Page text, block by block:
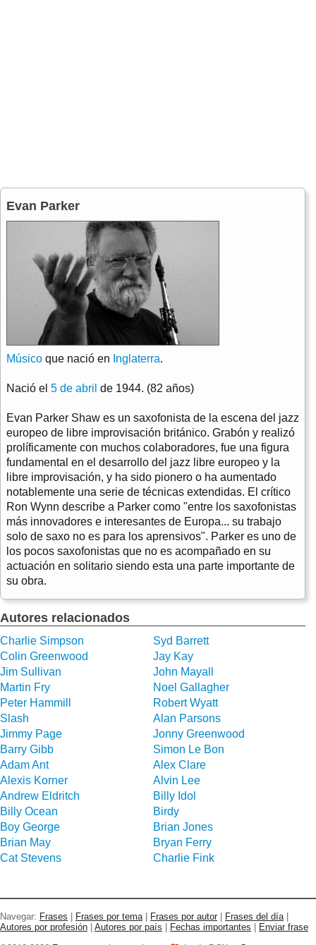
Evan Parker
Músico que nació en Inglaterra.
Nació el 5 de abril de 1944. (82 años)
Evan Parker Shaw es un saxofonista de la escena del jazz
europeo de libre improvisación británico. Grabón y realizó
prolíficamente con muchos colaboradores, fue una figura
fundamental en el desarrollo del jazz libre europeo y la
libre improvisación, y ha sido pionero o ha aumentado
notablemente una serie de técnicas extendidas. El crítico
Ron Wynn describe a Parker como "entre los saxofonistas
más innovadores e interesantes de Europa... su trabajo
solo de saxo no es para los aprensivos". Parker es uno de
los pocos saxofonistas que no es acompañado en su
actuación en solitario siendo esta una parte importante de
su obra.
Autores relacionados
Charlie Simpson
Syd Barrett
Colin Greenwood
Jay Kay
Jim Sullivan
John Mayall
Martin Fry
Noel Gallagher
Peter Hammill
Robert Wyatt
Slash
Alan Parsons
Jimmy Page
Jonny Greenwood
Barry Gibb
Simon Le Bon
Adam Ant
Alex Clare
Alexis Korner
Alvin Lee
Andrew Eldritch
Billy Idol
Billy Ocean
Birdy
Boy George
Brian Jones
Brian May
Bryan Ferry
Cat Stevens
Charlie Fink
Navegar: Frases | Frases por tema | Frases por autor | Frases del día |
Autores por profesión | Autores por país | Fechas importantes | Enviar frase